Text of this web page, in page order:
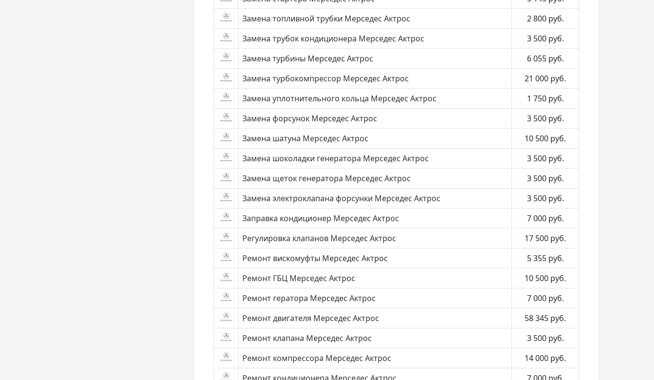
Замена топливной трубки Мерседес Актрос
2 800 руб.
Замена трубок кондиционера Мерседес Актрос
3 500 руб.
Замена турбины Мерседес Актрос
6 055 руб.
Замена турбокомпрессор Мерседес Актрос
21 000 руб.
Замена уплотнительного кольца Мерседес Актрос
1 750 руб.
Замена форсунок Мерседес Актрос
3 500 руб.
Замена шатуна Мерседес Актрос
10 500 руб.
Замена шоколадки генератора Мерседес Актрос
3 500 руб.
Замена щеток генератора Мерседес Актрос
3 500 руб.
Замена электроклапана форсунки Мерседес Актрос
3 500 руб.
Заправка кондиционер Мерседес Актрос
7 000 руб.
Регулировка клапанов Мерседес Актрос
17 500 руб.
Ремонт вискомуфты Мерседес Актрос
5 355 руб.
Ремонт ГБЦ Мерседес Актрос
10 500 руб.
Ремонт гератора Мерседес Актрос
7 000 руб.
Ремонт двигателя Мерседес Актрос
58 345 руб.
Ремонт клапана Мерседес Актрос
3 500 руб.
Ремонт компрессора Мерседес Актрос
14 000 руб.